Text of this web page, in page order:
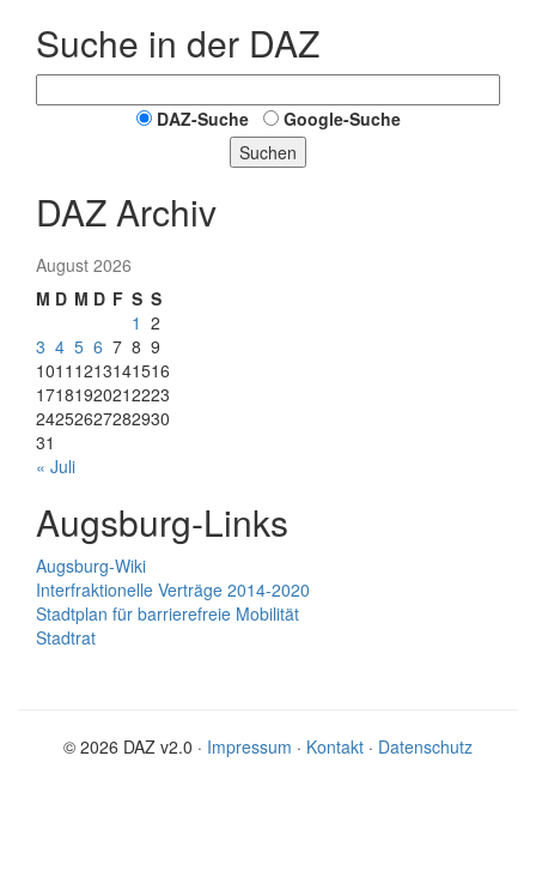
Suche in der DAZ
DAZ-Suche
Google-Suche
Suchen
DAZ Archiv
August 2026
M D M D F S S
1 2
3 4 5 6 7 8 9
1011 1213141516
17181920212223
24252627282930
31
« Juli
Augsburg-Links
Augsburg-Wiki
Interfraktionelle Verträge 2014-2020
Stadtplan für barrierefreie Mobilität
Stadtrat
© 2026 DAZ v2.0 · Impressum · Kontakt · Datenschutz